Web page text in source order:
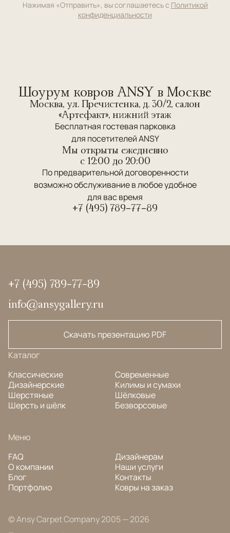
Нажимая «Отправить», вы соглашаетесь с Политикой
конфиденциальности
Шоурум ковров ANSY в Москве
Москва, ул. Пречистенка, д. 30/2, салон
«Артефакт», нижний этаж
Бесплатная гостевая парковка
для посетителей ANSY
Мы открыты ежедневно
c 12:00 до 20:00
По предварительной договоренности
возможно обслуживание в любое удобное
для вас время
+7 (495) 789-77-89
+7 (495) 789-77-89
info@ansygallery.ru
Скачать презентацию PDF
Каталог
Классические
Дизайнерские
Шерстяные
Шерсть и шёлк
Современные
Килимы и сумахи
Шёлковые
Безворсовые
Меню
FAQ
О компании
Блог
Портфолио
Дизайнерам
Наши услуги
Контакты
Ковры на заказ
© Ansy Carpet Company 2005 — 2026